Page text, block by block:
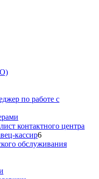
по работе с
контактного центра
кассир6
обслуживания